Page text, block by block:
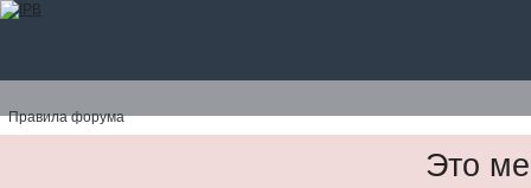
Правила форума
Это